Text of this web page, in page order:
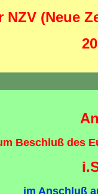
NZV (Neue
Beschluß des
im Anschluß